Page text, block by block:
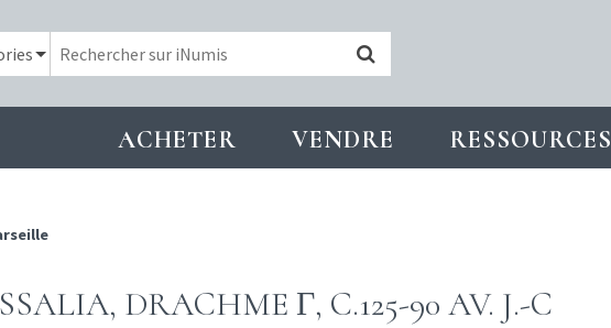
ACHETER VENDRE RESSOURCES
DRACHME Γ, C.125-90 AV. J.-C